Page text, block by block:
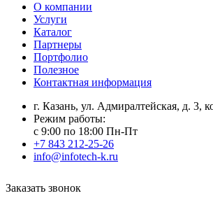
О компании
Услуги
Каталог
Партнеры
Портфолио
Полезное
Контактная информация
г. Казань, ул. Адмиралтейская, д. 3,
Режим работы:
с 9:00 по 18:00 Пн-Пт
+7 843 212-25-26
info@infotech-k.ru
Заказать звонок